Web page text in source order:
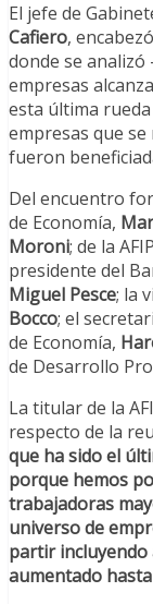
El jefe de
Cafiero,
donde se
empresas
esta última
empresas que
fueron
Del encuentro
de Economía,
Moroni; de la
presidente del
Miguel Pesce; la
Bocco; el
de Economía,
de Desarrollo
La titular de la
respecto de la
que ha sido el
porque hemos
trabajadoras
universo de
partir incluyendo
aumentado